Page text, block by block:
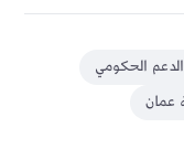
الدعم الحكومي
عمان